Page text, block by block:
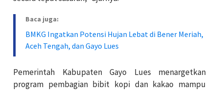
Baca juga:
BMKG Ingatkan Potensi Hujan Lebat di Bener Meriah,
Aceh Tengah, dan Gayo Lues
Pemerintah Kabupaten Gayo Lues menargetkan
program pembagian bibit kopi dan kakao mampu